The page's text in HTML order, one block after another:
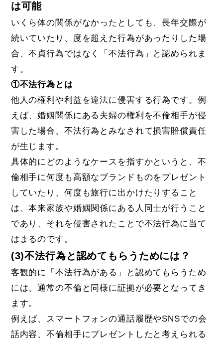
は可能
いくら体の関係がなかったとしても、長年交際が
続いていたり、度を超えた行為があったりした場
合、不貞行為ではなく「不法行為」と認められま
す。
①不法行為とは
他人の権利や利益を違法に侵害する行為です。例
えば、婚姻関係にある夫婦の権利を不倫相手が侵
害した場合、不法行為とみなされて損害賠償責任
が生じます。
具体的にどのようなケースを指すかというと、不
倫相手に何度も高額なブランドものをプレゼント
していたり、何度も旅行に出かけたりすること
は、本来家族や婚姻関係にある人同士が行うこと
であり、それを侵害されたことで不法行為に当て
はまるのです。
(3)不法行為と認めてもらうためには？
客観的に「不法行為がある」と認めてもらうため
には、通常の不倫と同様に証拠が必要となってき
ます。
例えば、スマートフォンの通話履歴やSNSでの会
話内容、不倫相手にプレゼントしたと考えられる